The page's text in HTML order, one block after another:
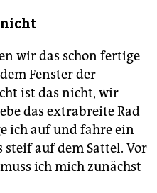
wir das schon fertige
Fenster der
ist das nicht, wir
das extrabreite Rad
ich auf und fahre ein
steif auf dem Sattel. Vor
ich mich zunächst